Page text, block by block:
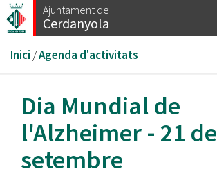
Vés
al
Ajuntament de
Cerdanyola
Esteu
aquí
Inici /Agenda d'activitats
Dia Mundial de
l'Alzheimer - 21 de
setembre